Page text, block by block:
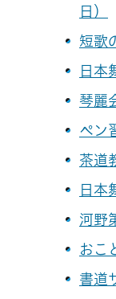
日）
短歌
日本
琴麗
ペン
茶道
日本
河野
おこ
書道